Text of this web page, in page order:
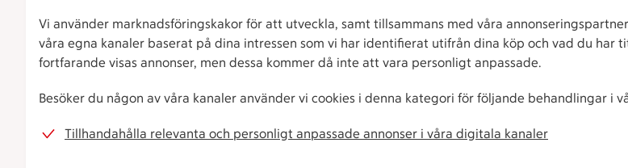
Vi använder marknadsföringskakor för att utveckla, samt tillsammans med våra
våra egna kanaler baserat på dina intressen som vi har identifierat utifrån dina köp och vad du
fortfarande visas annonser, men dessa kommer då inte att vara personligt anpassade.
Besöker du någon av våra kanaler använder vi cookies i denna kategori för följande behandlingar i
Tillhandahålla relevanta och personligt anpassade annonser i våra digitala kanaler